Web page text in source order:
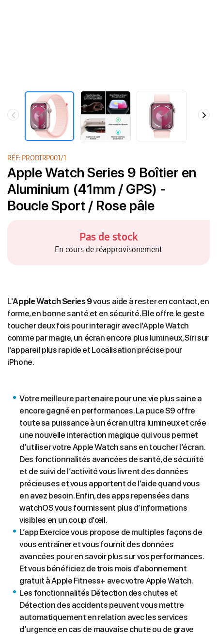
RÉF: PRODTRP001/1
Apple Watch Series 9 Boîtier en
Aluminium (41mm / GPS) -
Boucle Sport / Rose pâle
Pas de stock
En cours de réapprovisonement
L'Apple Watch Series 9vous aide à rester en contact, en
forme, en bonne santé et en sécurité. Elle offre le geste
toucher deux fois pour interagir avec l'Apple Watch
comme par magie, un écran encore plus lumineux, Siri sur
l'appareil plus rapide et Localisation précise pour
iPhone.
Votre meilleure partenaire pour une vie plus saine a
encore gagné en performances. La puce S9 offre
toute sa puissance à un écran ultra lumineux et crée
une nouvelle interaction magique qui vous permet
d’utiliser votre Apple Watch sans en toucher l’écran.
Des fonctionnalités avancées de santé, de sécurité
et de suivi de l’activité vous livrent des données
précieuses et vous apportent de l’aide quand vous
en avez besoin. Enfin, des apps repensées dans
watchOS vous fournissent plus d’informations
visibles en un coup d’œil.
L’app Exercice vous propose de multiples façons de
vous entraîner et vous fournit des données
avancées pour en savoir plus sur vos performances.
Et vous bénéficiez de trois mois d’abonnement
gratuit à Apple Fitness+ avec votre Apple Watch.
Les fonctionnalités Détection des chutes et
Détection des accidents peuvent vous mettre
automatiquement en relation avec les services
d’urgence en cas de mauvaise chute ou de grave